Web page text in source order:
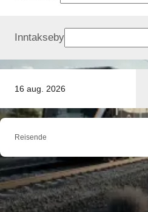
16 aug. 2026
Inntakseby
Reisende